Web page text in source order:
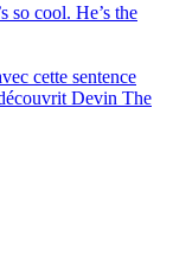
so cool. He’s the
cette sentence
Devin The